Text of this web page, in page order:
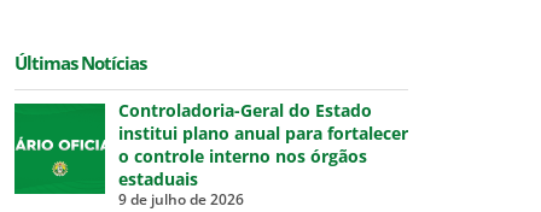
Últimas Notícias
Controladoria-Geral do Estado
institui plano anual para fortalecer
o controle interno nos órgãos
estaduais
9 de julho de 2026